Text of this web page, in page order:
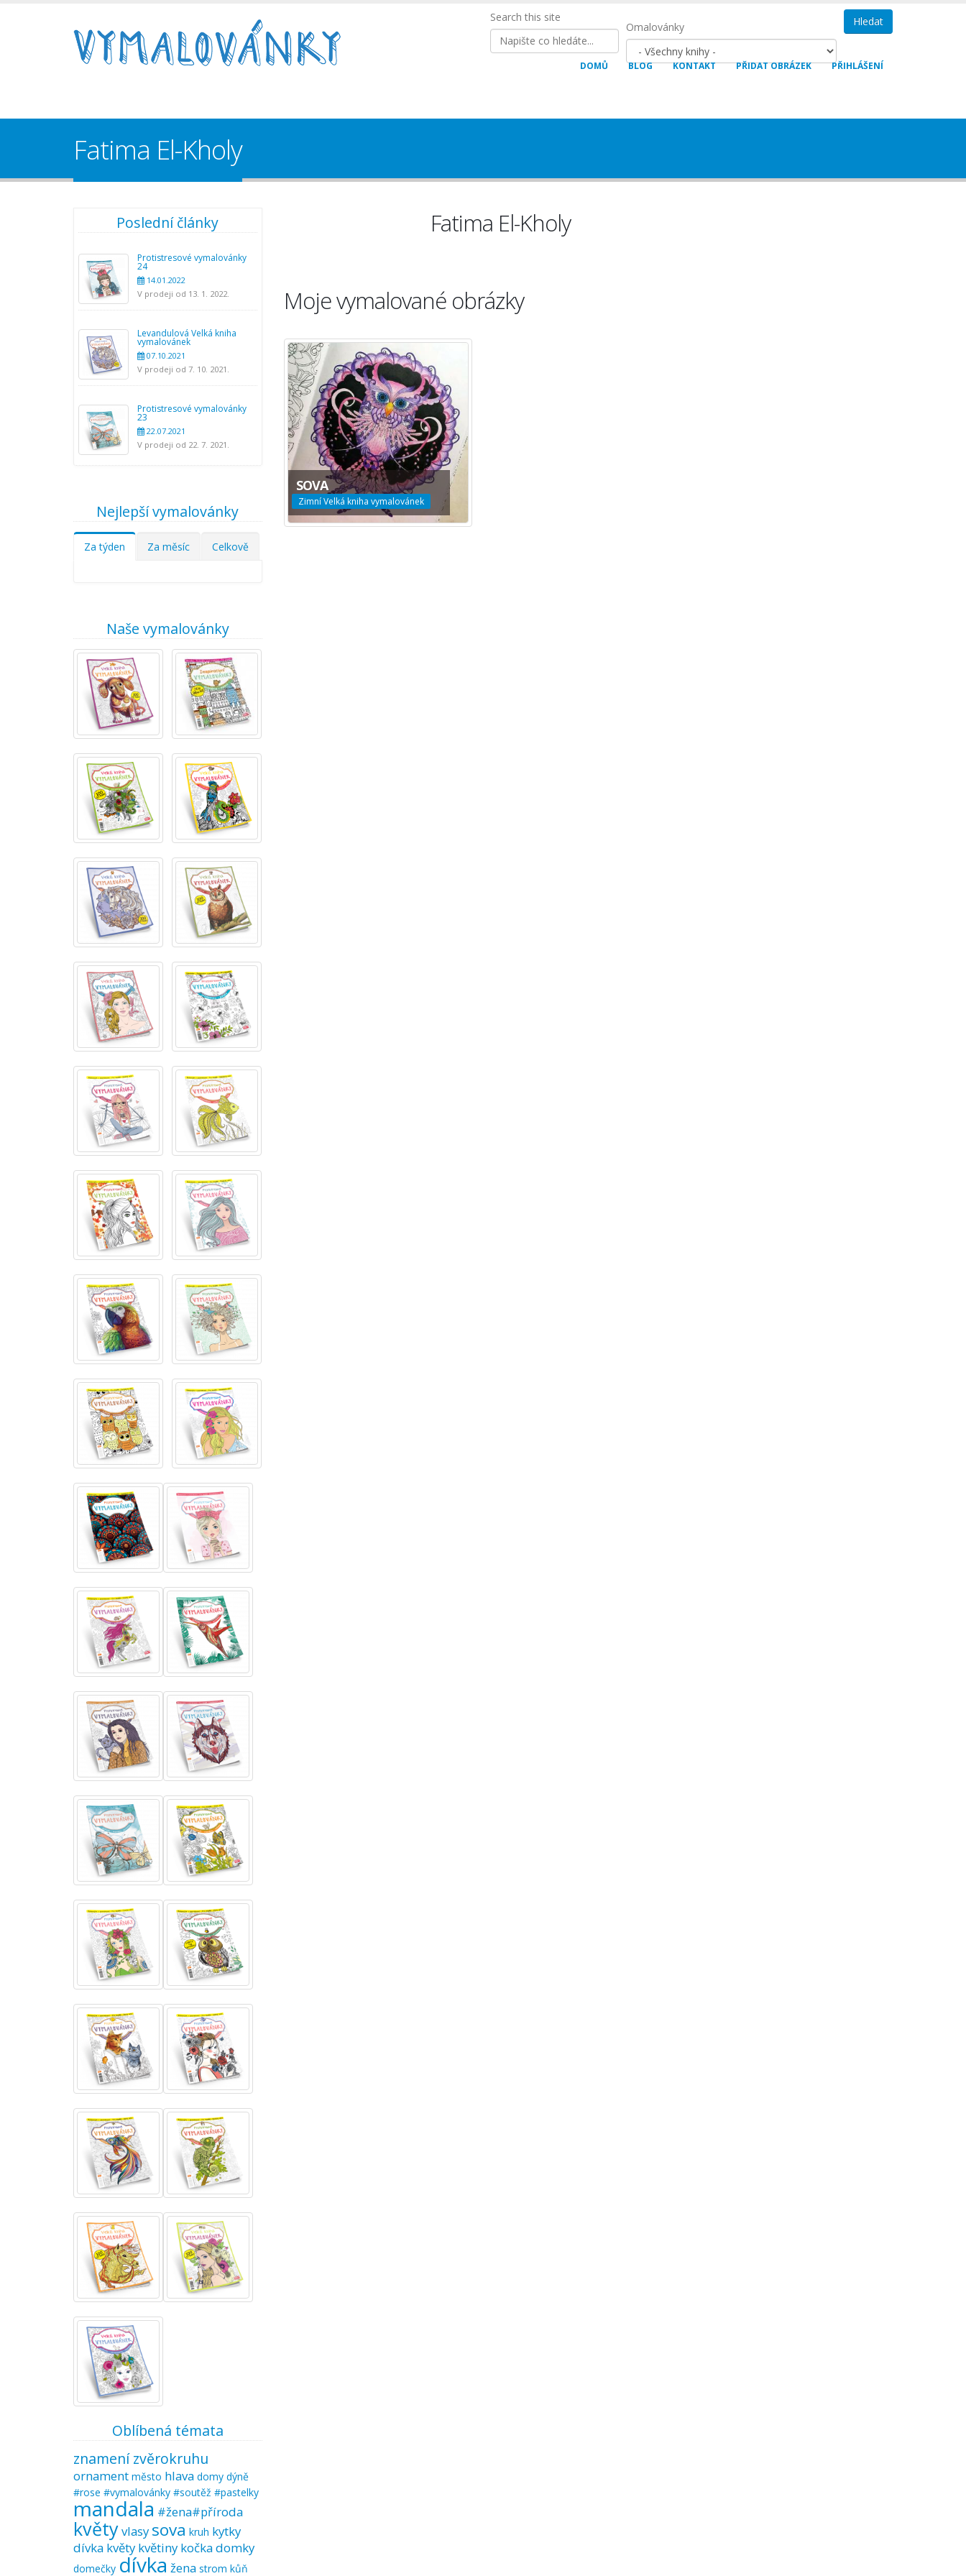
Search this site
Omalovánky
DOMŮ BLOG KONTAKT PŘIDAT OBRÁZEK PŘIHLÁŠENÍ
Fatima El-Kholy
Poslední články
Protistresové vymalovánky
24
14.01.2022
V prodeji od 13. 1. 2022.
Levandulová Velká kniha
vymalovánek
07.10.2021
V prodeji od 7. 10. 2021.
Protistresové vymalovánky
23
22.07.2021
V prodeji od 22. 7. 2021.
Nejlepší vymalovánky
Za týden Za měsíc Celkově
Naše vymalovánky
Oblíbená témata
znamení zvěrokruhu
ornament město hlava domy dýně
#rose #vymalovánky #soutěž #pastelky
mandala #žena#příroda
květyvlasy sova kruh kytky
dívka květy květiny kočkadomky
domečky dívka žena strom kůň
Fatima El-Kholy
Moje vymalované obrázky
SOVA
Zimní Velká kniha vymalovánek